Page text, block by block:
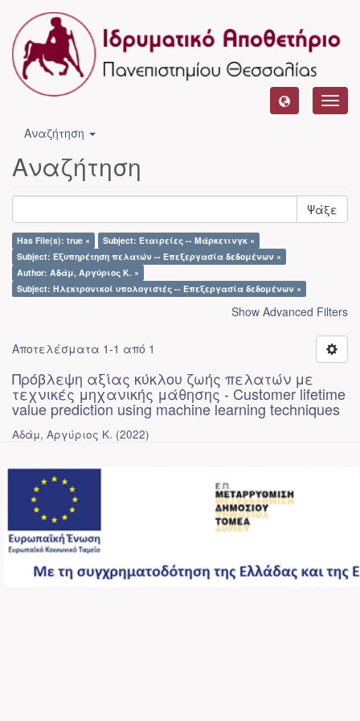
Αναζήτηση
Αναζήτηση
Ψάξε
Has File(s): true ×
Subject: Εταιρείες -- Μάρκετινγκ ×
Subject: Εξυπηρέτηση πελατών -- Επεξεργασία δεδομένων ×
Author: Αδάμ, Αργύριος Κ. ×
Subject: Ηλεκτρονικοί υπολογιστές -- Επεξεργασία δεδομένων ×
Show Advanced Filters
Αποτελέσματα 1-1 από 1
Πρόβλεψη αξίας κύκλου ζωής πελατών με
τεχνικές μηχανικής μάθησης - Customer lifetime
value prediction using machine learning techniques
Αδάμ, Αργύριος Κ. (2022)